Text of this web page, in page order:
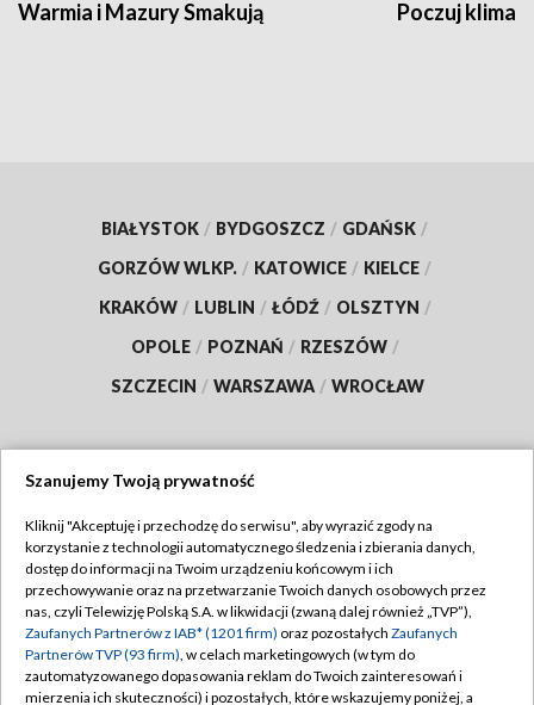
Warmia i Mazury Smakują Poczuj klimat
BIAŁYSTOK / BYDGOSZCZ / GDAŃSK /
GORZÓW WLKP. / KATOWICE / KIELCE /
KRAKÓW / LUBLIN / ŁÓDŹ / OLSZTYN /
OPOLE / POZNAŃ / RZESZÓW /
SZCZECIN / WARSZAWA / WROCŁAW
TVP
Abonament TVP
Emisja w TVP
Centrum informacji TVP
Regulamin TVP
Polityka prywatności
Moje zgody
Szanujemy Twoją prywatność
Kliknij "Akceptuję i przechodzę do serwisu", aby wyrazić zgody na
korzystanie z technologii automatycznego śledzenia i zbierania danych,
dostęp do informacji na Twoim urządzeniu końcowym i ich
przechowywanie oraz na przetwarzanie Twoich danych osobowych przez
nas, czyli Telewizję Polską S.A. w likwidacji (zwaną dalej również „TVP”),
Zaufanych Partnerów z IAB* (1201 firm) oraz pozostałych Zaufanych
Partnerów TVP (93 firm), w celach marketingowych (w tym do
zautomatyzowanego dopasowania reklam do Twoich zainteresowań i
mierzenia ich skuteczności) i pozostałych, które wskazujemy poniżej, a